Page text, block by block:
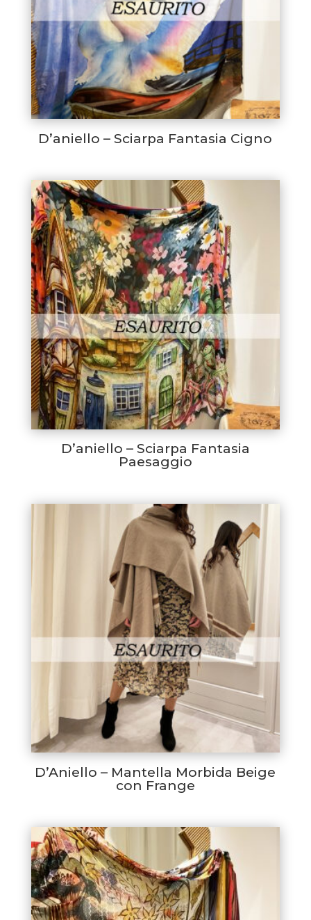
D’aniello – Sciarpa Fantasia Cigno
D’aniello – Sciarpa Fantasia
Paesaggio
D’Aniello – Mantella Morbida Beige
con Frange